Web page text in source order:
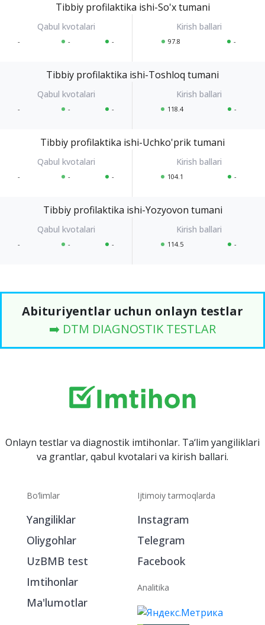
Tibbiy profilaktika ishi-So'x tumani
- - - 97.8 -
Tibbiy profilaktika ishi-Toshloq tumani
- - - 118.4 -
Tibbiy profilaktika ishi-Uchko'prik tumani
- - - 104.1 -
Tibbiy profilaktika ishi-Yozyovon tumani
- - - 114.5 -
Abituriyentlar uchun onlayn testlar
➡️ DTM DIAGNOSTIK TESTLAR
Onlayn testlar va diagnostik imtihonlar. Ta‘lim yangiliklari
va grantlar, qabul kvotalari va kirish ballari.
Bo‘limlar
Yangiliklar
Oliygohlar
UzBMB test
Imtihonlar
Ma'lumotlar
Ijtimoiy tarmoqlarda
Instagram
Telegram
Facebook
Analitika